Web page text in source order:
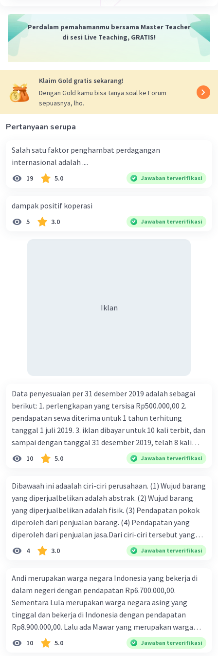
sifatnya homogen. ...
Faktor produksi bebas bergerak. ...
keputusan. ...
Beri Rating Balas
Perdalam pemahamanmu bersama Master Teacher
di sesi Live Teaching, GRATIS!
Klaim Gold gratis sekarang!
Dengan Gold kamu bisa tanya soal ke Forum
sepuasnya, lho.
Pertanyaan serupa
Salah satu faktor penghambat perdagangan
internasional adalah ....
19 5.0 Jawaban terverifikasi
dampak positif koperasi
5 3.0 Jawaban terverifikasi
Iklan
Data penyesuaian per 31 desember 2019 adalah sebagai
berikut: 1. perlengkapan yang tersisa Rp500.000,00 2.
pendapatan sewa diterima untuk 1 tahun terhitung
tanggal 1 juli 2019. 3. iklan dibayar untuk 10 kali terbit, dan
sampai dengan tanggal 31 desember 2019, telah 8 kali
terbit. 4. gaji terutang untuk periode berjalan sebesar
Rp800.000,00 dari data di atas, pencatatan jurnal pembalik
10 5.0 Jawaban terverifikasi
Dibawaah ini adaalah ciri-ciri perusahaan. (1) Wujud barang
yang diperjualbelikan adalah abstrak. (2) Wujud barang
yang diperjualbelikan adalah fisik. (3) Pendapatan pokok
diperoleh dari penjualan barang. (4) Pendapatan yang
diperoleh dari penjualan jasa.Dari ciri-ciri tersebut yang
merupakan ciri dari perusahaan dagang ditunjukan pada
nomor…. a. 1 dan 3 b. 3 dan 4 c. 2 dan 3 d. 1 dan 2 e. 2 dan 4
4 3.0 Jawaban terverifikasi
Andi merupakan warga negara Indonesia yang bekerja di
dalam negeri dengan pendapatan Rp6.700.000,00.
Sementara Lula merupakan warga negara asing yang
tinggal dan bekerja di Indonesia dengan pendapatan
Rp8.900.000,00. Lalu ada Mawar yang merupakan warga
negara Indonesia yang tinggal dan bekerja di luar negeri
dengan pendapatan Rp11.000.000,00. Hitunglah PNB
10 5.0 Jawaban terverifikasi